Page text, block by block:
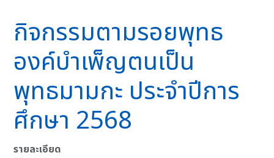
กิจกรรมตามรอยพุทธ
องค์บำเพ็ญตนเป็น
พุทธมามกะ ประจำปีการ
ศึกษา 2568
รายละเอียด